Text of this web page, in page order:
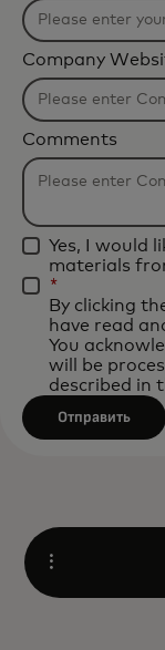
Company
Comments
Yes, I would
materials
*
By clicking
have read
You
will be
described in
Отправить
Open